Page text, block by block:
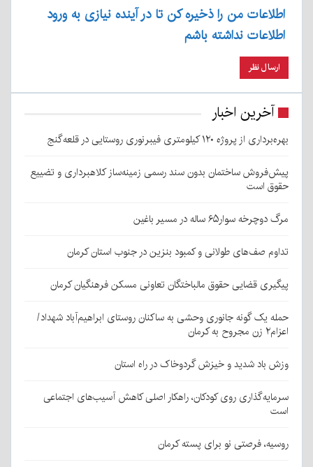
اطلاعات من را ذخیره کن تا در آینده نیازی به ورود
اطلاعات نداشته باشم
آخرین اخبار
بهره‌برداری از پروژه ۱۲۰ کیلومتری فیبرنوری روستایی در قلعه‌گنج
پیش‌فروش ساختمان بدون سند رسمی زمینه‌ساز کلاهبرداری و تضییع
حقوق است
مرگ دوچرخه سوار۶۵ ساله در مسیر باغین
تداوم صف‌های طولانی و کمبود بنزین در جنوب استان کرمان
پیگیری قضایی حقوق مالباختگان تعاونی مسکن فرهنگیان کرمان
حمله یک گونه جانوری وحشی به ساکنان روستای ابراهیم‌آباد شهداد/
اعزام۲ زن مجروح به کرمان
وزش باد شدید و خیزش گردوخاک در راه استان
سرمایه‌گذاری روی کودکان، راهکار اصلی کاهش آسیب‌های اجتماعی
است
روسیه، فرصتی نو برای پسته کرمان